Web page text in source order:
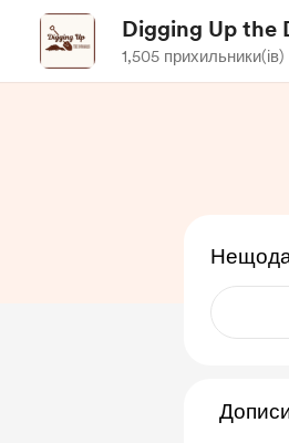
Digging Up the
Podcast
1,505 прихильники(ів)